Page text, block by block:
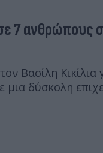
7 ανθρώπους
Βασίλη Κικίλια
μια δύσκολη